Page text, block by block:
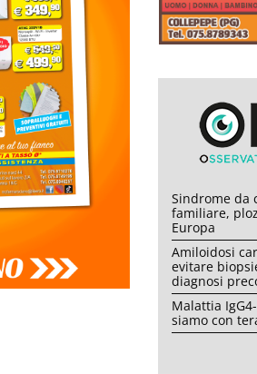
Sindrome da
familiare,
Europa
Amiloidosi
evitare
diagnosi
Malattia
siamo con